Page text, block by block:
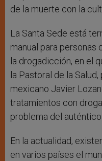
de la muerte con la
La Santa Sede está
manual para personas
la drogadicción, en el
la Pastoral de la
mexicano Javier
tratamientos con
problema del
En la actualidad,
en varios países el